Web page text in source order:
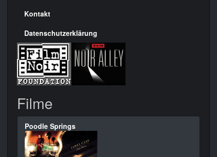
Kontakt
Datenschutzerklärung
Filme
Poodle Springs